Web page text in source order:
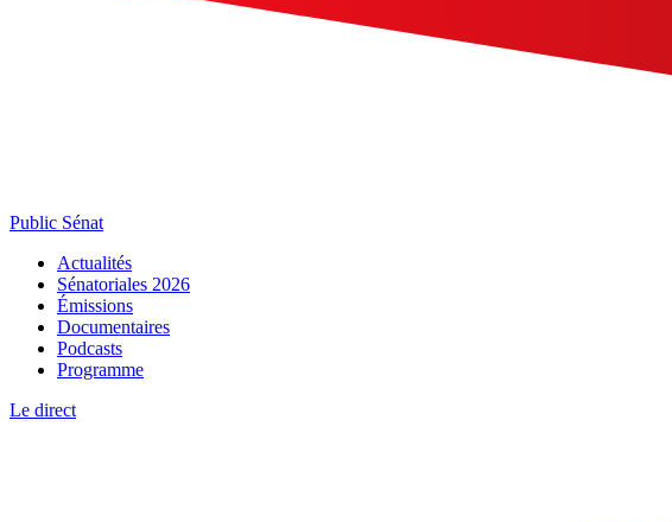
Public Sénat
Actualités
Sénatoriales 2026
Émissions
Documentaires
Podcasts
Programme
Le direct